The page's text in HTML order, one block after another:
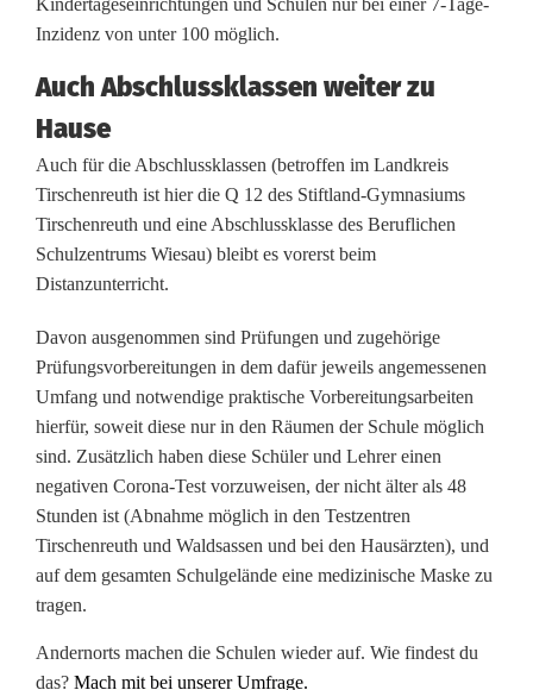
e
n
i
m
L
a
d
k
r
e
i
s
e
Kindertageseinrichtungen und Schulen nur bei einer 7-Tage-
Inzidenz von unter 100 möglich.
Auch Abschlussklassen weiter zu
Hause
Auch für die Abschlussklassen (betroffen im Landkreis
Tirschenreuth ist hier die Q 12 des Stiftland-Gymnasiums
Tirschenreuth und eine Abschlussklasse des Beruflichen
Schulzentrums Wiesau) bleibt es vorerst beim
Distanzunterricht.
Davon ausgenommen sind Prüfungen und zugehörige
Prüfungsvorbereitungen in dem dafür jeweils angemessenen
Umfang und notwendige praktische Vorbereitungsarbeiten
hierfür, soweit diese nur in den Räumen der Schule möglich
sind. Zusätzlich haben diese Schüler und Lehrer einen
negativen Corona-Test vorzuweisen, der nicht älter als 48
Stunden ist (Abnahme möglich in den Testzentren
Tirschenreuth und Waldsassen und bei den Hausärzten), und
auf dem gesamten Schulgelände eine medizinische Maske zu
tragen.
Andernorts machen die Schulen wieder auf. Wie findest du
das? Mach mit bei unserer Umfrage.